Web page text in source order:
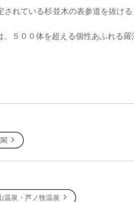
されている杉並木の表参道を抜け
５００体を超える個性あふれる羅
温泉・芦ノ牧温泉